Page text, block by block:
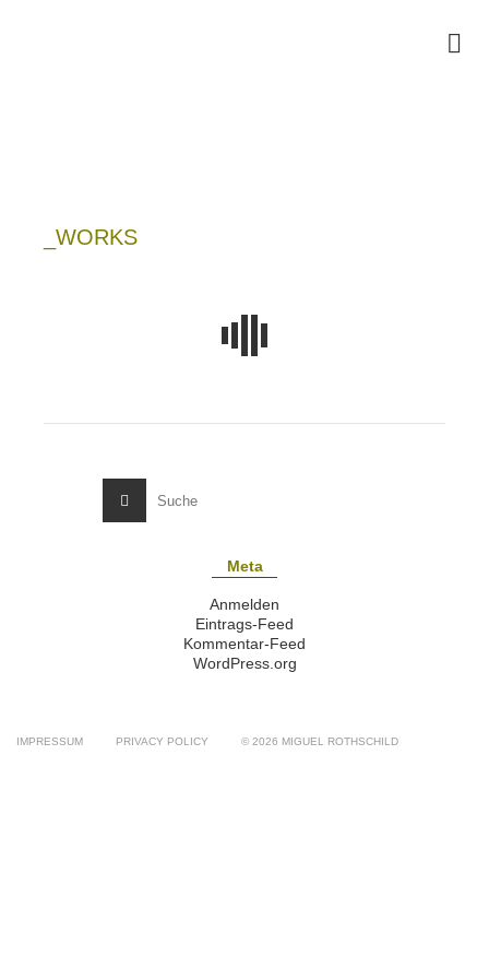
_WORKS
Meta
Anmelden
Eintrags-Feed
Kommentar-Feed
WordPress.org
IMPRESSUM PRIVACY POLICY © 2026 MIGUEL ROTHSCHILD